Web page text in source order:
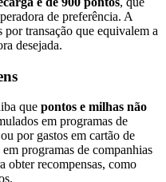
de preferência. A
transação que equivalem a
desejada.
que pontos e milhas não
em programas de
por gastos em cartão de
em programas de companhias
obter recompensas, como